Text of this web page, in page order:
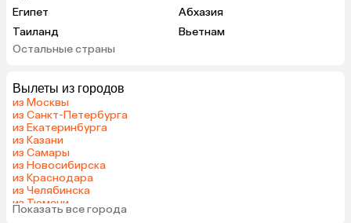
Египет
Абхазия
Таиланд
Вьетнам
ОАЭ
Армения
Казахстан
Узбекистан
Катар
Гонконг
Таджикистан
Остальные страны
Вылеты из городов
из Москвы
из Санкт-Петербурга
из Екатеринбурга
из Казани
из Самары
из Новосибирска
из Краснодара
из Челябинска
из Тюмени
из Минеральных Вод
Показать все города